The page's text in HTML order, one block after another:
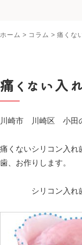
ホーム > コラム >痛くな
痛くない入
川崎市 川崎区 小田
痛くないシリコン入れ
歯、お作りします。
シリコ